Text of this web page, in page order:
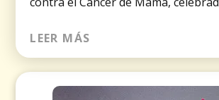
LEER MÁS